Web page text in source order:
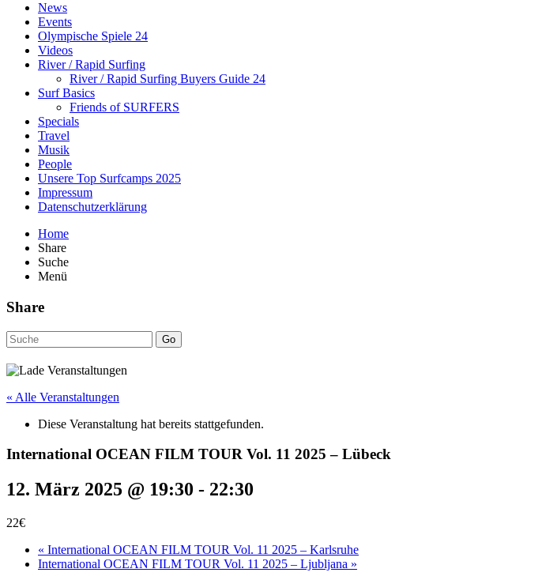
News
Events
Olympische Spiele 24
Videos
River / Rapid Surfing
River / Rapid Surfing Buyers Guide 24
Surf Basics
Friends of SURFERS
Specials
Travel
Musik
People
Unsere Top Surfcamps 2025
Impressum
Datenschutzerklärung
Home
Share
Suche
Menü
Share
Go
« Alle Veranstaltungen
Diese Veranstaltung hat bereits stattgefunden.
International OCEAN FILM TOUR Vol. 11 2025 – Lübeck
12. März 2025 @ 19:30 - 22:30
22€
« International OCEAN FILM TOUR Vol. 11 2025 – Karlsruhe
International OCEAN FILM TOUR Vol. 11 2025 – Ljubljana »